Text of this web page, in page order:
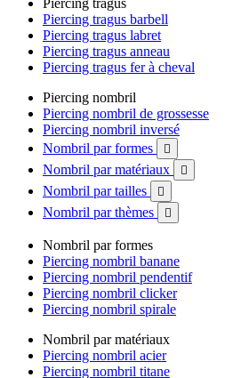
Piercing tragus
Piercing tragus barbell
Piercing tragus labret
Piercing tragus anneau
Piercing tragus fer à cheval
Piercing nombril
Piercing nombril de grossesse
Piercing nombril inversé
Nombril par formes

Nombril par matériaux 
Nombril par tailles 
Nombril par thèmes 
Nombril par formes
Piercing nombril banane
Piercing nombril pendentif
Piercing nombril clicker
Piercing nombril spirale
Nombril par matériaux
Piercing nombril acier
Piercing nombril titane